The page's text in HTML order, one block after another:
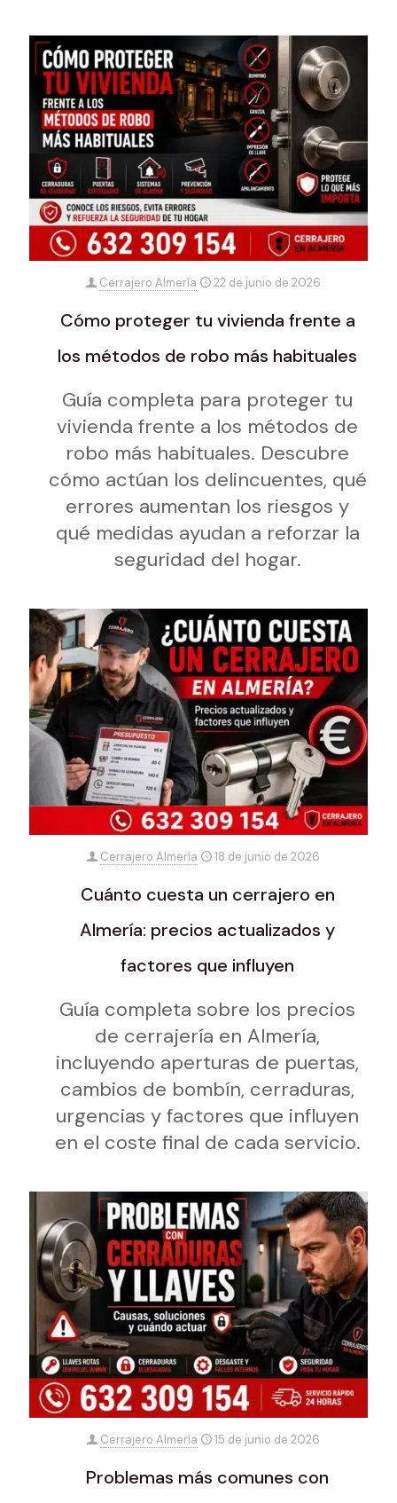
Cerrajero Almería 22 de junio de 2026
Cómo proteger tu vivienda frente a
los métodos de robo más habituales
Guía completa para proteger tu
vivienda frente a los métodos de
robo más habituales. Descubre
cómo actúan los delincuentes, qué
errores aumentan los riesgos y
qué medidas ayudan a reforzar la
seguridad del hogar.
Cerrajero Almería 18 de junio de 2026
Cuánto cuesta un cerrajero en
Almería: precios actualizados y
factores que influyen
Guía completa sobre los precios
de cerrajería en Almería,
incluyendo aperturas de puertas,
cambios de bombín, cerraduras,
urgencias y factores que influyen
en el coste final de cada servicio.
Cerrajero Almería 15 de junio de 2026
Problemas más comunes con